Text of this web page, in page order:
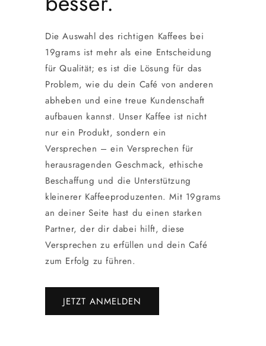
Die Auswahl des richtigen Kaffees bei
19grams ist mehr als eine Entscheidung
für Qualität; es ist die Lösung für das
Problem, wie du dein Café von anderen
abheben und eine treue Kundenschaft
aufbauen kannst. Unser Kaffee ist nicht
nur ein Produkt, sondern ein
Versprechen – ein Versprechen für
herausragenden Geschmack, ethische
Beschaffung und die Unterstützung
kleinerer Kaffeeproduzenten. Mit 19grams
an deiner Seite hast du einen starken
Partner, der dir dabei hilft, diese
Versprechen zu erfüllen und dein Café
zum Erfolg zu führen.
JETZT ANMELDEN